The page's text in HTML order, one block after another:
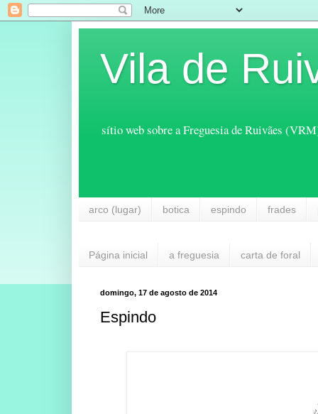
Vila de
sítio web sobre a Freguesia de Ruivães
arco (lugar) botica espindo frades
Página inicial a freguesia carta de foral
domingo, 17 de agosto de 2014
Espindo